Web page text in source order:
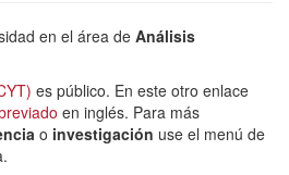
en el área de Análisis
es público. En este otro enlace
en inglés. Para más
o investigación use el menú de